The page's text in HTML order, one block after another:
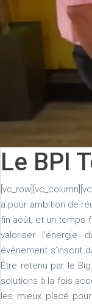
Le BPI
a pour ambition de
fin août, et un temps
valoriser l’énergie
évènement s’inscrit
Être retenu par le
solutions à la fois
les mieux placé